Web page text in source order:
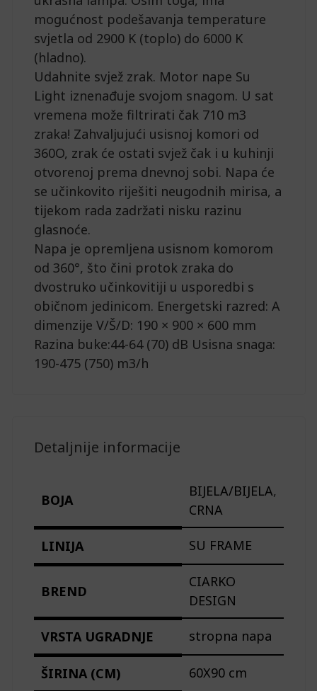
mogućnost podešavanja temperature
svjetla od 2900 K (toplo) do 6000 K
(hladno).
Udahnite svjež zrak. Motor nape Su
Light iznenađuje svojom snagom. U sat
vremena može filtrirati čak 710 m3
zraka! Zahvaljujući usisnoj komori od
360O, zrak će ostati svjež čak i u kuhinji
otvorenoj prema dnevnoj sobi. Napa će
se učinkovito riješiti neugodnih mirisa, a
tijekom rada zadržati nisku razinu
glasnoće.
Napa je opremljena usisnom komorom
od 360°, što čini protok zraka do
dvostruko učinkovitiji u usporedbi s
običnom jedinicom. Energetski razred: A
dimenzije V/Š/D: 190 × 900 × 600 mm
Razina buke:44-64 (70) dB Usisna snaga:
190-475 (750) m3/h
Detaljnije informacije
BOJA
BIJELA/BIJELA,
CRNA
LINIJA SU FRAME
BREND
CIARKO
DESIGN
VRSTA UGRADNJE stropna napa
ŠIRINA (CM) 60X90 cm